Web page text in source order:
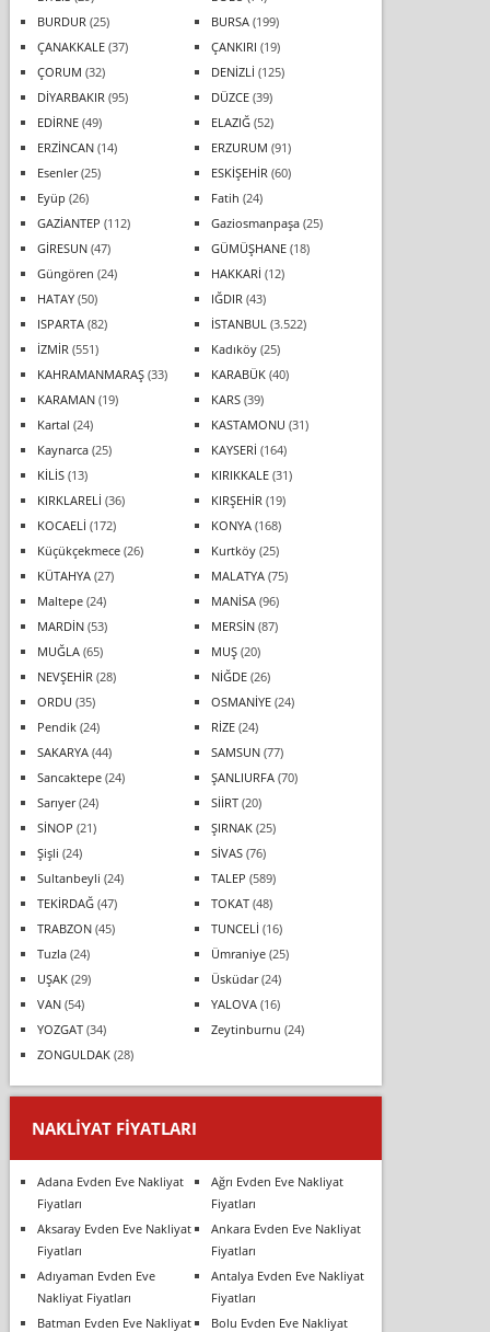
BURDUR (25) BURSA(199)
ÇANAKKALE(37) ÇANKIRI (19)
ÇORUM (32) DENİZLİ (125)
DİYARBAKIR (95) DÜZCE(39)
EDİRNE(49) ELAZIĞ(52)
ERZİNCAN(14) ERZURUM (91)
Esenler(25) ESKİŞEHİR (60)
Eyüp (26) Fatih (24)
GAZİANTEP (112) Gaziosmanpaşa(25)
GİRESUN(47) GÜMÜŞHANE(18)
Güngören (24) HAKKARİ (12)
HATAY(50) IĞDIR (43)
ISPARTA(82) İSTANBUL (3.522)
İZMİR (551) Kadıköy(25)
KAHRAMANMARAŞ(33) KARABÜK(40)
KARAMAN(19) KARS(39)
Kartal (24) KASTAMONU (31)
Kaynarca(25) KAYSERİ (164)
KİLİS(13) KIRIKKALE(31)
KIRKLARELİ (36) KIRŞEHİR (19)
KOCAELİ (172) KONYA(168)
Küçükçekmece(26) Kurtköy(25)
KÜTAHYA(27) MALATYA(75)
Maltepe(24) MANİSA(96)
MARDİN(53) MERSİN(87)
MUĞLA(65) MUŞ(20)
NEVŞEHİR (28) NİĞDE(26)
ORDU (35) OSMANİYE(24)
Pendik(24) RİZE(24)
SAKARYA(44) SAMSUN(77)
Sancaktepe(24) ŞANLIURFA(70)
Sarıyer(24) SİİRT(20)
SİNOP (21) ŞIRNAK(25)
Şişli (24) SİVAS(76)
Sultanbeyli (24) TALEP (589)
TEKİRDAĞ(47) TOKAT(48)
TRABZON(45) TUNCELİ (16)
Tuzla(24) Ümraniye(25)
UŞAK(29) Üsküdar(24)
VAN(54) YALOVA(16)
YOZGAT(34) Zeytinburnu (24)
ZONGULDAK(28)
NAKLIYAT FIYATLARI
Adana Evden Eve Nakliyat
Fiyatları
Ağrı Evden Eve Nakliyat
Fiyatları
Aksaray Evden Eve Nakliyat
Fiyatları
Ankara Evden Eve Nakliyat
Fiyatları
Adıyaman Evden Eve
Nakliyat Fiyatları
Antalya Evden Eve Nakliyat
Fiyatları
Batman Evden Eve Nakliyat
Bolu Evden Eve Nakliyat